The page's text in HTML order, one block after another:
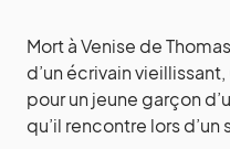
Mort à Venise de
d’un écrivain
pour un jeune garçon
qu’il rencontre lors d’un